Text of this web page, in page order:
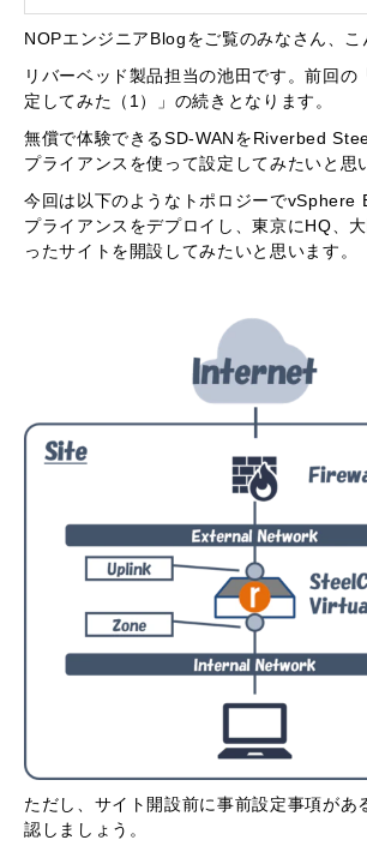
NOPエンジニアBlogをご覧のみなさん、こ
リバーベッド製品担当の池田です。前回
定してみた（1）」の続きとなります。
無償で体験できるSD-WANをRiverbed
プライアンスを使って設定してみたいと思
今回は以下のようなトポロジーでvSphere
プライアンスをデプロイし、東京にHQ、
ったサイトを開設してみたいと思います。
ただし、サイト開設前に事前設定事項があ
認しましょう。